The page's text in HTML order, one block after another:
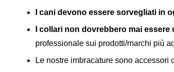
I cani devono essere sorvegliati in
I collari non dovrebbero mai
professionale sui prodotti/marchi più
Le nostre imbracature sono